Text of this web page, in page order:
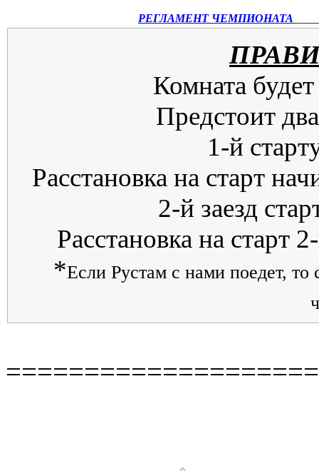
РЕГЛАМЕНТ ЧЕМПИОНАТА
Комната
Предстоит
1-й
Расстановка на старт
2-й заезд
Расстановка на старт
*Если Рустам с нами поедет,